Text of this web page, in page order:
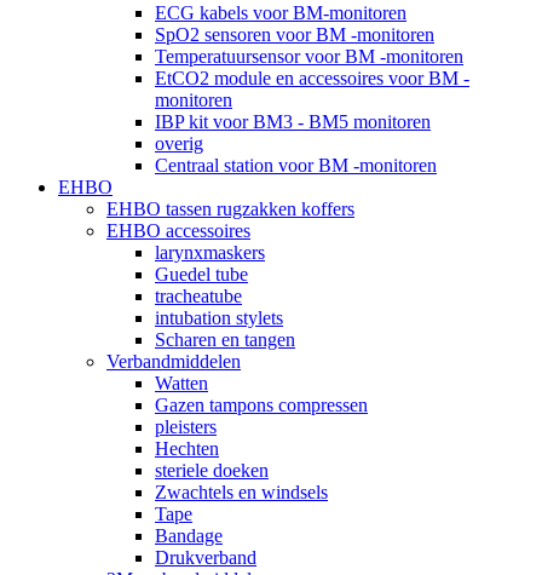
ECG kabels voor BM-monitoren
SpO2 sensoren voor BM -monitoren
Temperatuursensor voor BM -monitoren
EtCO2 module en accessoires voor BM -
monitoren
IBP kit voor BM3 - BM5 monitoren
overig
Centraal station voor BM -monitoren
EHBO
EHBO tassen rugzakken koffers
EHBO accessoires
larynxmaskers
Guedel tube
tracheatube
intubation stylets
Scharen en tangen
Verbandmiddelen
Watten
Gazen tampons compressen
pleisters
Hechten
steriele doeken
Zwachtels en windsels
Tape
Bandage
Drukverband